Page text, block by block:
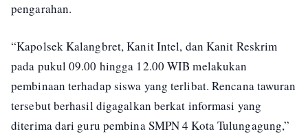
pengarahan.
“Kapolsek Kalangbret, Kanit Intel, dan Kanit Reskrim
pada pukul 09.00 hingga 12.00 WIB melakukan
pembinaan terhadap siswa yang terlibat. Rencana tawuran
tersebut berhasil digagalkan berkat informasi yang
diterima dari guru pembina SMPN 4 Kota Tulungagung,”